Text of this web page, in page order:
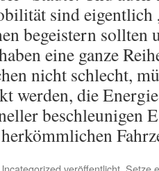
sind eigentlich
begeistern sollten
eine ganze
nicht schlecht,
werden, die
beschleunigen